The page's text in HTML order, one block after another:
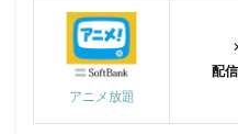
アニメ放題
配